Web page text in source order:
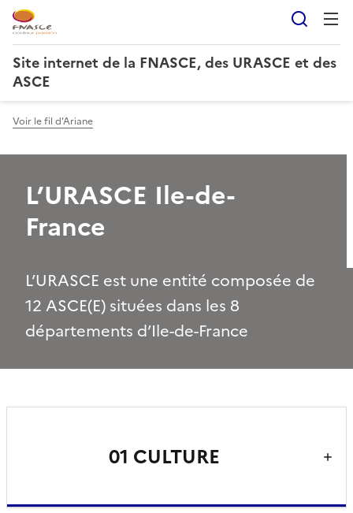
Site internet de la FNASCE, des URASCE et des
ASCE
Voir le fil d'Ariane
L’URASCE Ile-de-
France
L’URASCE est une entité composée de
12 ASCE(E) situées dans les 8
départements d’Ile-de-France
01 CULTURE